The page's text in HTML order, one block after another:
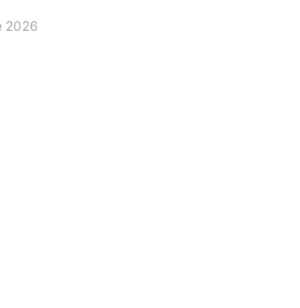
2026